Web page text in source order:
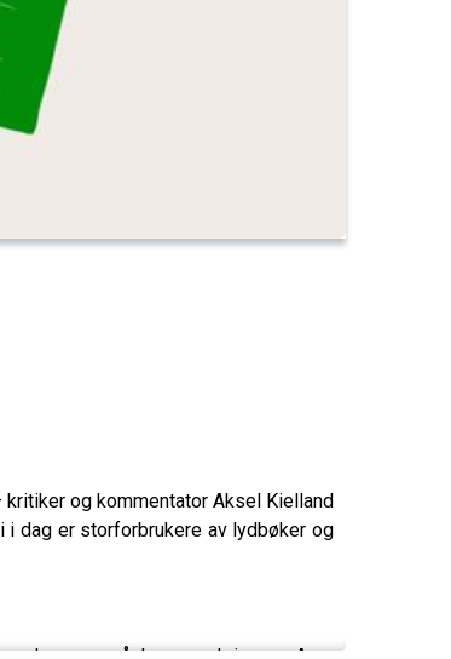
kritiker og kommentator Aksel Kielland
dag er storforbrukere av lydbøker og